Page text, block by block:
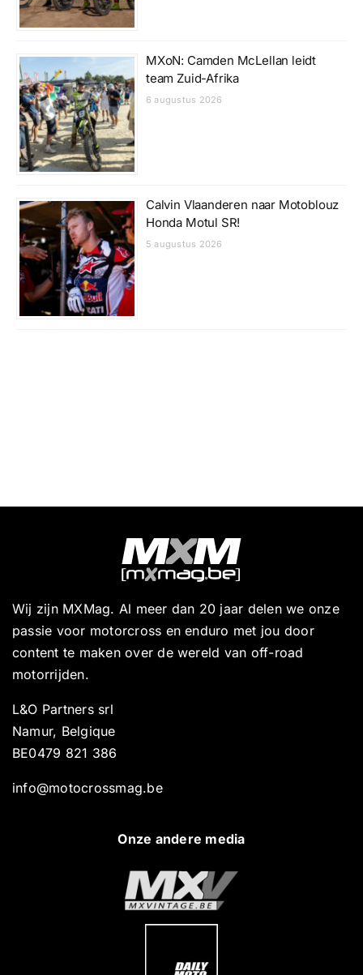
MXoN: Camden McLellan leidt
team Zuid-Afrika
6 augustus 2026
Calvin Vlaanderen naar Motoblouz
Honda Motul SR!
5 augustus 2026
Wij zijn MXMag. Al meer dan 20 jaar delen we onze
passie voor motorcross en enduro met jou door
content te maken over de wereld van off-road
motorrijden.
L&O Partners srl
Namur, Belgique
BE0479 821 386
info@motocrossmag.be
Onze andere media